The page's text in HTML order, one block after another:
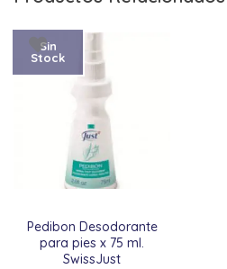
Pedibon Desodorante
para pies x 75 ml.
SwissJust
Sin
Stock